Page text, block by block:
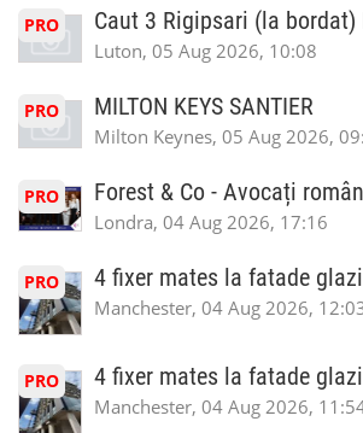
PRO Caut 3 Rigipsari (la bordat)
Luton, 05 Aug 2026, 10:08
PRO MILTON KEYS SANTIER
Milton Keynes, 05 Aug 2026,
PRO Forest & Co - Avocați
Londra, 04 Aug 2026, 17:16
PRO 4 fixer mates la fatade
Manchester, 04 Aug 2026,
PRO 4 fixer mates la fatade
Manchester, 04 Aug 2026,